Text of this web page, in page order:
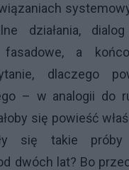
działania,
fasadowe, a
dlaczego
– w analogii do
się powieść
się takie próby
dwóch lat? Bo